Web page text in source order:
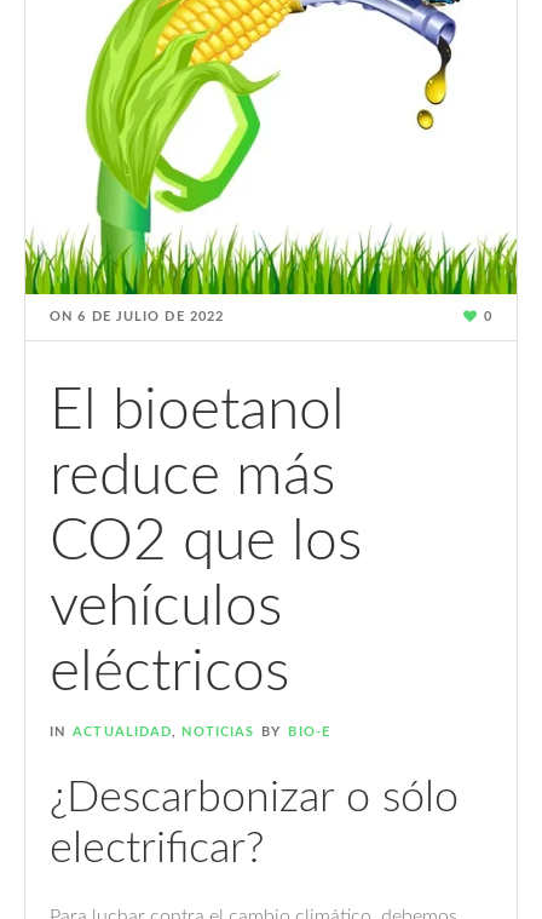
ON6 DE JULIO DE 2022 0
El bioetanol
reduce más
CO2 que los
vehículos
eléctricos
IN ACTUALIDAD NOTICIAS BY BIO-E
¿Descarbonizar o sólo
electrificar?